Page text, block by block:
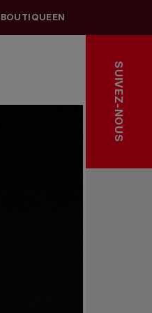
BOUTIQUEEN
SUIVEZ-NOUS